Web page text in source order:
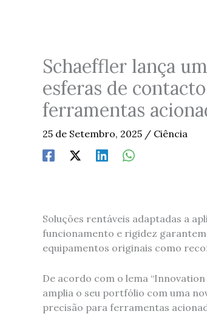
Schaeffler lança
esferas de
ferramentas
25 de Setembro, 2025 / Ciência
Soluções rentáveis adaptadas a
funcionamento e rigidez
equipamentos originais como
De acordo com o lema
amplia o seu portfólio com uma
precisão para ferramentas